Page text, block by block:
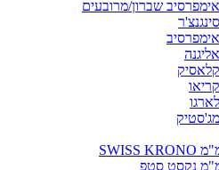
שברון/מרובעים